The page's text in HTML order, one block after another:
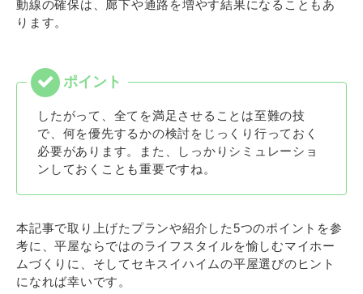
動線の確保は、廊下や通路を増やす結果になることもあ
ります。
したがって、全てを満足させることは至難の技
で、何を優先するかの検討をじっくり行っておく
必要があります。また、しっかりシミュレーショ
ンしておくことも重要ですね。
本記事で取り上げたプランや紹介した5つのポイントを参
考に、平屋ならではのライフスタイルを愉しむマイホー
ムづくりに、そしてセキスイハイムの平屋選びのヒント
になれば幸いです。